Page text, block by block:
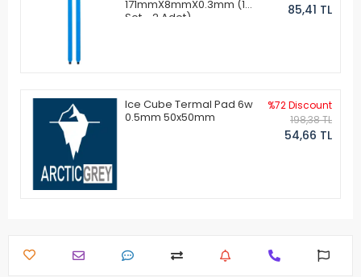
171mmX8mmX0.3mm (1
Set - 2 Adet)
85,41 TL
Ice Cube Termal Pad 6w
0.5mm 50x50mm
%72 Discount
198,38 TL
54,66 TL